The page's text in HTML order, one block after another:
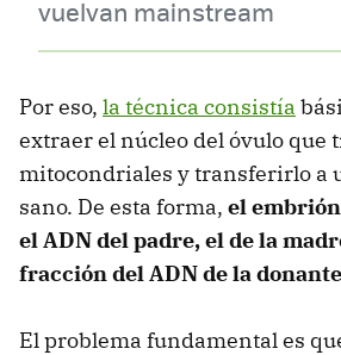
vuelvan mainstream
Por eso, la técnica consistía
extraer el núcleo del óvulo que
mitocondriales y transferirlo a
sano. De esta forma, el
el ADN del padre, el de la
fracción del ADN de la donante
El problema fundamental es